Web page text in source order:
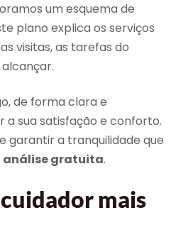
um esquema de
plano explica os serviços
visitas, as tarefas do
de forma clara e
sua satisfação e conforto.
garantir a tranquilidade que
análise gratuita.
mais